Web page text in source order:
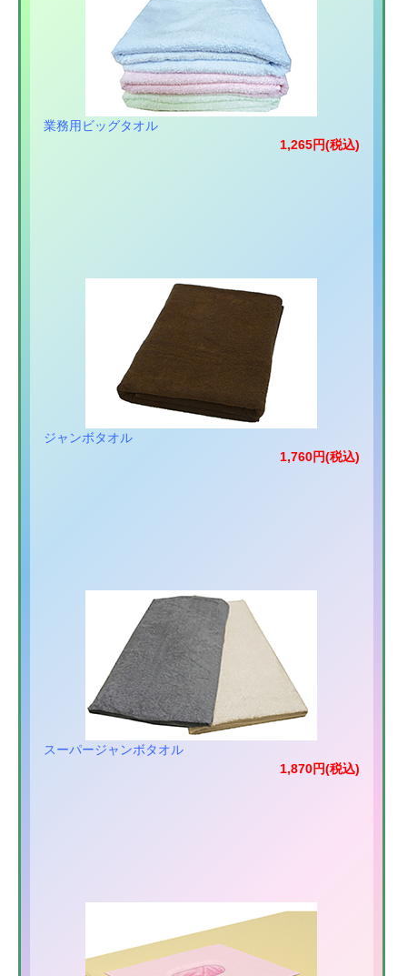
業務用ビッグタオル
1,265円(税込)
ジャンボタオル
1,760円(税込)
スーパージャンボタオル
1,870円(税込)